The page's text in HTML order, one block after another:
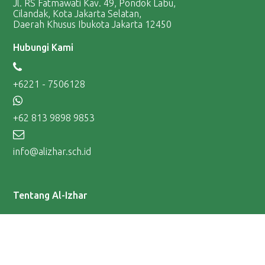
Jl. RS Fatmawati Kav. 49, Pondok Labu,
Cilandak, Kota Jakarta Selatan,
Daerah Khusus Ibukota Jakarta 12450
Hubungi Kami
+6221 - 7506128
+62 813 9898 9853
info@alizhar.sch.id
Tentang Al-Izhar